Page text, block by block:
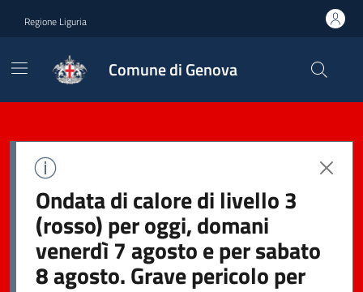
Regione Liguria
Comune di Genova
Ondata di calore di livello 3
(rosso) per oggi, domani
venerdì 7 agosto e per sabato
8 agosto. Grave pericolo per